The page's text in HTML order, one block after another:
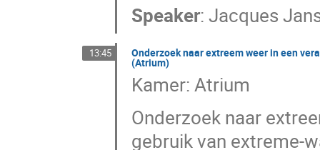
Speaker: Jacques
13:45 Onderzoek naar extreem weer in een
(Atrium)
Kamer: Atrium
Onderzoek naar
gebruik van extreme-